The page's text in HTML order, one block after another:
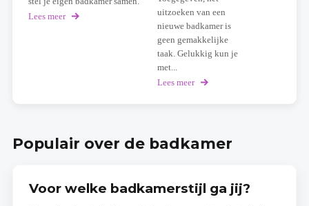
Lees meer over
uitzoeken van een
nieuwe badkamer is
geen gemakkelijke
taak. Gelukkig kun je
met...
Lees meer over
met
X²O
Populair over de badkamer
Voor welke badkamerstijl ga jij?